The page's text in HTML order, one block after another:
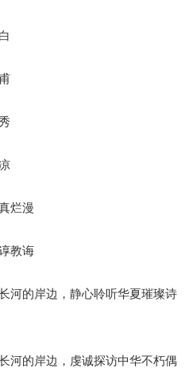
烂漫
教诲
河的岸边，静心聆听华夏璀璨诗
河的岸边，虔诚探访中华不朽偶